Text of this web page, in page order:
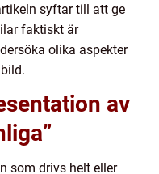
syftar till att ge
faktiskt är
olika aspekter
av
som drivs helt eller